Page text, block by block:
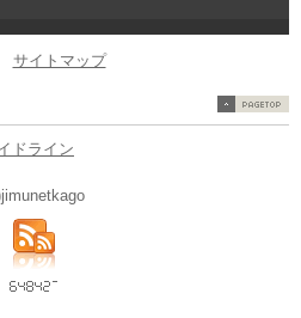
サイトマップ
ドライン